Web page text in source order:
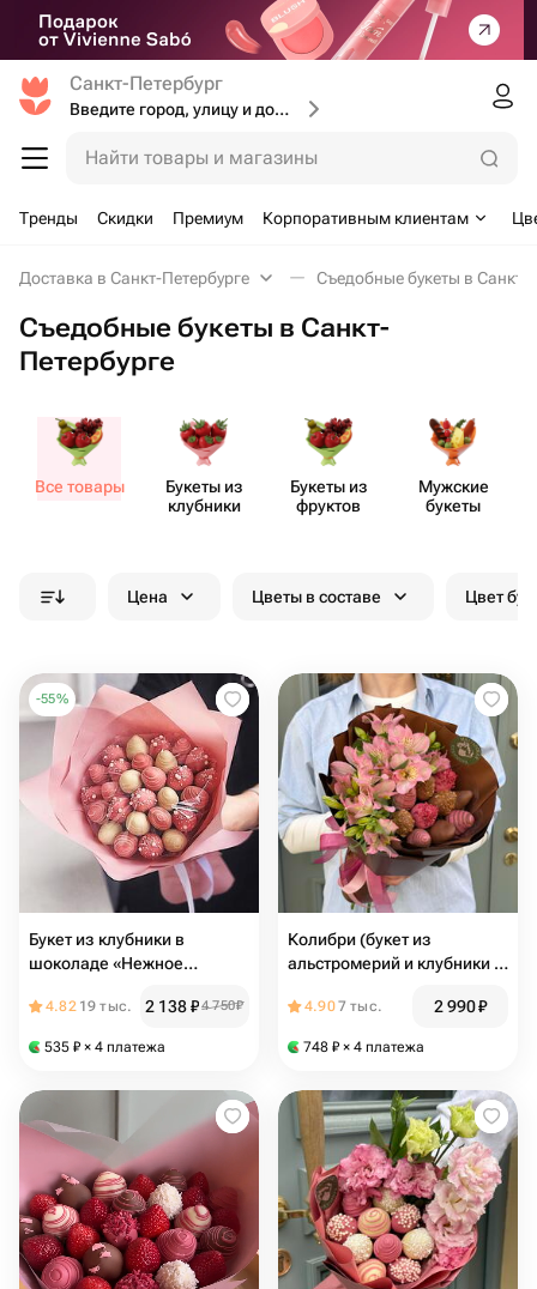
Санкт-Петербург
Введите город, улицу и дом доставки
Найти товары и магазины
Тренды Скидки Премиум Корпоративным клиентам
Доставка в Санкт-Петербурге Съедобные букеты в Санкт-
Съедобные букеты в Санкт-
Петербурге
Все товары
Букеты из
клубники
Букеты из
фруктов
Мужские
букеты
Цена Цветы в составе Цвет
-55%
Букет из клубники в
шоколаде «Нежное
4.82 19 тыс. 2 138₽4 750₽
535 ₽ × 4 платежа
Колибри (букет из
альстромерий и клубники в
4.907 тыс. 2 990₽
748 ₽ × 4 платежа